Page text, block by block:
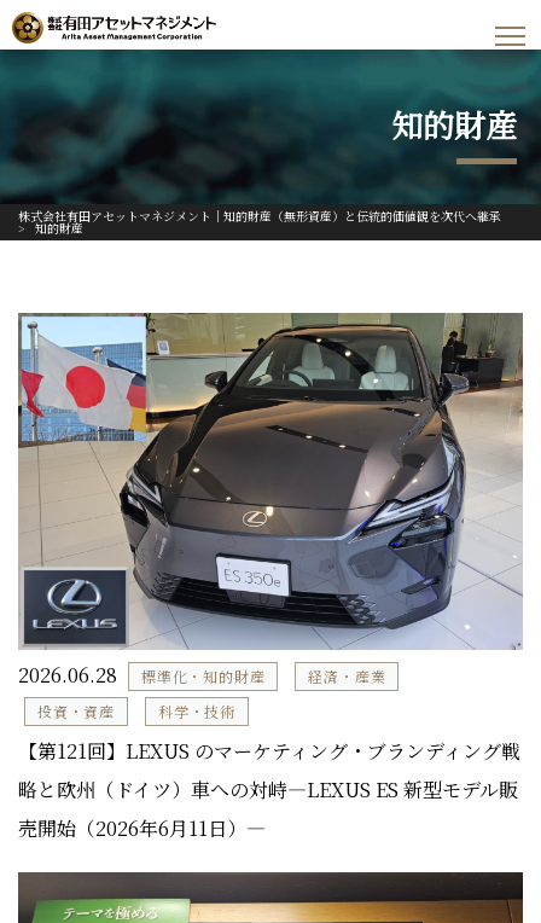
知的財産
株式会社有田アセットマネジメント｜知的財産（無形資産）と伝統的価値観を次代へ継承
> 知的財産
2026.06.28 標準化・知的財産
経済・産業
投資・資産
科学・技術
【第121回】LEXUS のマーケティング・ブランディング戦
略と欧州（ドイツ）車への対峙―LEXUS ES 新型モデル販
売開始（2026年6月11日）―